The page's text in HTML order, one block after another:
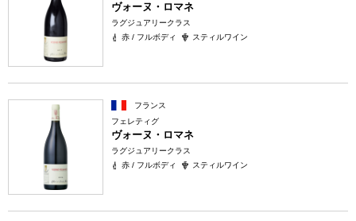
ヴォーヌ・ロマネ
ラグジュアリークラス
赤 / フルボディ
スティルワイン
フランス
フェレティグ
ヴォーヌ・ロマネ
ラグジュアリークラス
赤 / フルボディ
スティルワイン